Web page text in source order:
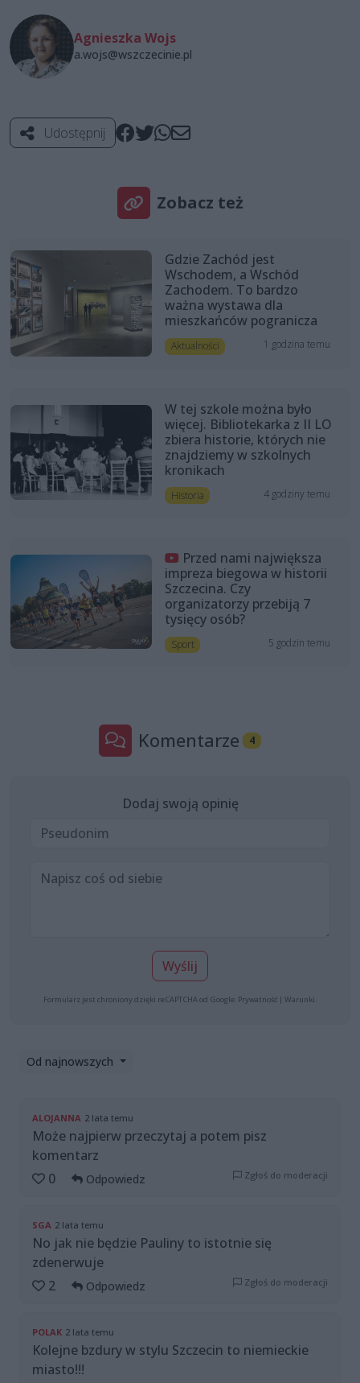
Agnieszka Wojs
a.wojs@wszczecinie.pl
Udostępnij
Zobacz też
Gdzie Zachód jest
Wschodem, a Wschód
Zachodem. To bardzo
ważna wystawa dla
mieszkańców pogranicza
Aktualności 1 godzina temu
W tej szkole można było
więcej. Bibliotekarka z II LO
zbiera historie, których nie
znajdziemy w szkolnych
kronikach
Historia 4 godziny temu
Przed nami największa
impreza biegowa w historii
Szczecina. Czy
organizatorzy przebiją 7
tysięcy osób?
Sport 5 godzin temu
Komentarze 4
Dodaj swoją opinię
Wyślij
Formularz jest chroniony dzięki reCAPTCHA od Google: Prywatność | Warunki
Od najnowszych
ALOJANNA 2 lata temu
Może najpierw przeczytaj a potem pisz
komentarz
0
Odpowiedz Zgłoś do moderacji
SGA 2 lata temu
No jak nie będzie Pauliny to istotnie się
zdenerwuje
2
Odpowiedz Zgłoś do moderacji
POLAK 2 lata temu
Kolejne bzdury w stylu Szczecin to niemieckie
miasto!!!